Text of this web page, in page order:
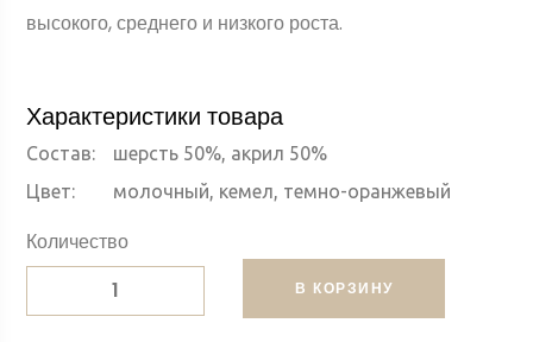
высокого, среднего и низкого роста.
Характеристики товара
Состав:
шерсть 50%, акрил 50%
Цвет:
молочный, кемел, темно-оранжевый
Количество
В КОРЗИНУ